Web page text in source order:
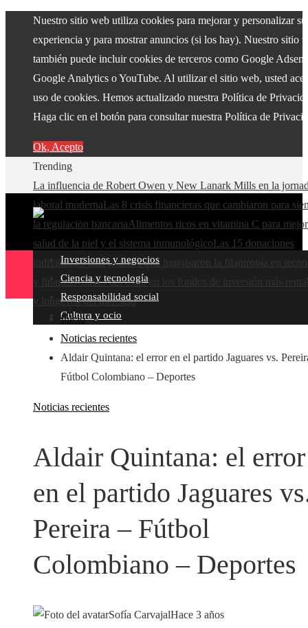
Nuestro sitio web utiliza cookies para mejorar y personalizar su
experiencia y para mostrar anuncios (si los hay). Nuestro sitio
también puede incluir cookies de terceros como Google
Google Analytics o YouTube. Al utilizar el sitio web, usted
uso de cookies. Hemos actualizado nuestra Política de
Haga clic en el botón para consultar nuestra Política de
Ok, Acepto
Trending
La influencia de Robert Owen y New Lanark Mills en la
laboral modernaLas 8 crisis financieras que cambiaron para
la regulación bancariaAlimentos ricos en vitamina C para
salud de la piel y el sistema inmunológicoLas 15 donaciones
individuales más grandes que impulsaron la filantropía en
y finanzasClaves del éxito en los fondos de inversión más
y longevos del mercado
Inversiones y negocios
Ciencia y tecnología
Responsabilidad social
Cultura y ocio
Inicio
Noticias recientes
Aldair Quintana: el error en el partido Jaguares vs.
Fútbol Colombiano – Deportes
Noticias recientes
Aldair Quintana: el error
en el partido Jaguares
Pereira – Fútbol
Colombiano – Deportes
Sofía CarvajalHace 3 años